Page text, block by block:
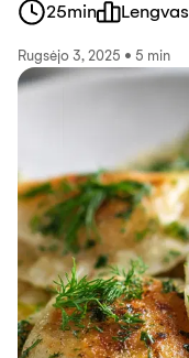
25min Lengvas
Rugsėjo 3, 2025 • 5 min